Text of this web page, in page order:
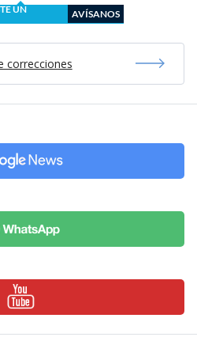
UN
AVÍSANOS
correcciones